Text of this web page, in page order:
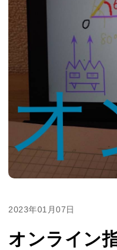
2023年01月07日
オンライン